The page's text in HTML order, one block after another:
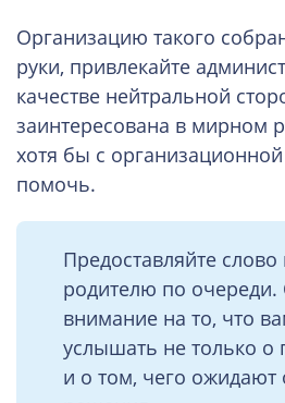
Организацию такого
руки, привлекайте
качестве нейтральной
заинтересована в мирном
хотя бы с
помочь.
Предоставляйте
родителю по очереди.
внимание на то, что
услышать не только о
и о том, чего ожидают